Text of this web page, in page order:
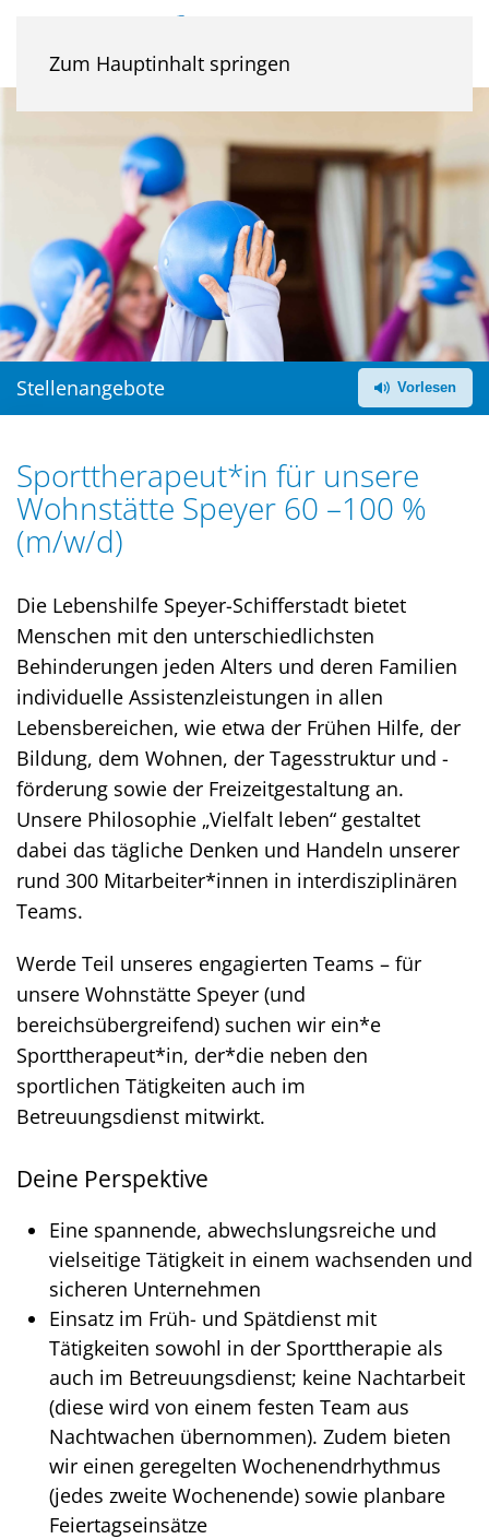
Zum Hauptinhalt springen
Stellenangebote
Sporttherapeut*in für unsere
Wohnstätte Speyer 60 –100 %
(m/w/d)
Die Lebenshilfe Speyer-Schifferstadt bietet
Menschen mit den unterschiedlichsten
Behinderungen jeden Alters und deren Familien
individuelle Assistenzleistungen in allen
Lebensbereichen, wie etwa der Frühen Hilfe, der
Bildung, dem Wohnen, der Tagesstruktur und -
förderung sowie der Freizeitgestaltung an.
Unsere Philosophie „Vielfalt leben“ gestaltet
dabei das tägliche Denken und Handeln unserer
rund 300 Mitarbeiter*innen in interdisziplinären
Teams.
Werde Teil unseres engagierten Teams – für
unsere Wohnstätte Speyer (und
bereichsübergreifend) suchen wir ein*e
Sporttherapeut*in, der*die neben den
sportlichen Tätigkeiten auch im
Betreuungsdienst mitwirkt.
Deine Perspektive
Eine spannende, abwechslungsreiche und
vielseitige Tätigkeit in einem wachsenden und
sicheren Unternehmen
Einsatz im Früh- und Spätdienst mit
Tätigkeiten sowohl in der Sporttherapie als
auch im Betreuungsdienst; keine Nachtarbeit
(diese wird von einem festen Team aus
Nachtwachen übernommen). Zudem bieten
wir einen geregelten Wochenendrhythmus
(jedes zweite Wochenende) sowie planbare
Feiertagseinsätze